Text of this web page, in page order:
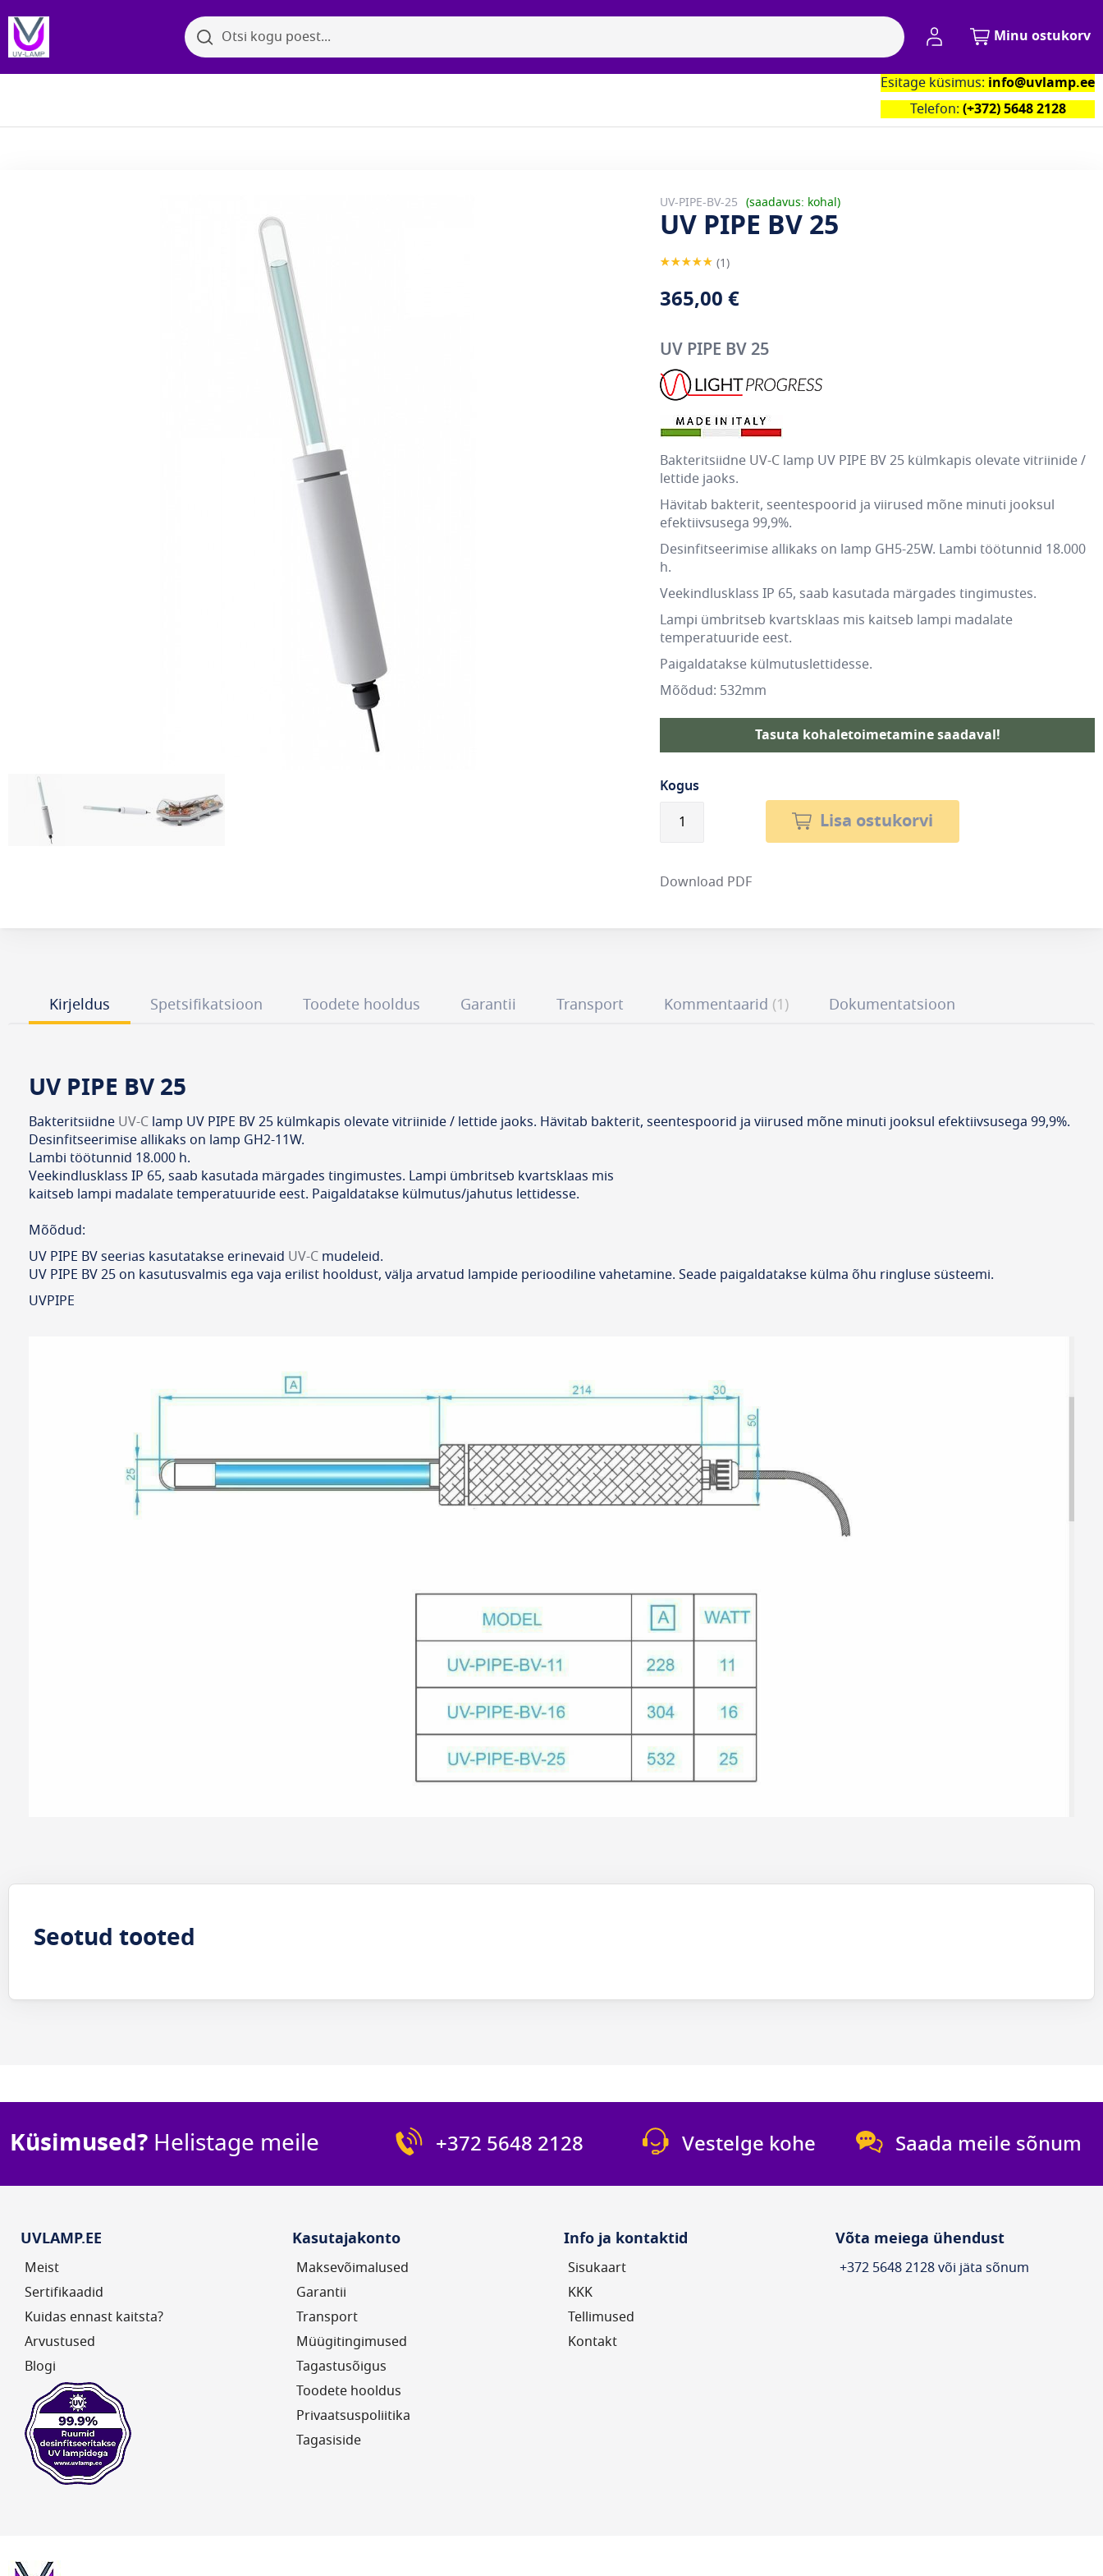
OtsiOtsi
Minu kontoMinu ostukorv
Esitage küsimus: info@uvlamp.ee
Telefon: (+372) 5648 2128
UV-PIPE-BV-25 saadavus: kohal
UV PIPE BV 25
Hinnang: 1
365,00 €
UV PIPE BV 25
Bakteritsiidne UV-C lamp UV PIPE BV 25 külmkapis olevate vitriinide /
lettide jaoks.
Hävitab bakterit, seentespoorid ja viirused mõne minuti jooksul
efektiivsusega 99,9%.
Desinfitseerimise allikaks on lamp GH5-25W. Lambi töötunnid 18.000
h.
Veekindlusklass IP 65, saab kasutada märgades tingimustes.
Lampi ümbritseb kvartsklaas mis kaitseb lampi madalate
temperatuuride eest.
Paigaldatakse külmutuslettidesse.
Mõõdud: 532mm
Tasuta kohaletoimetamine saadaval!
Kogus
Lisa ostukorvi
Download PDF
Kirjeldus Spetsifikatsioon Toodete hooldus Garantii Transport Kommentaarid 1 Dokumentatsioon
UV PIPE BV 25
Bakteritsiidne UV-C lamp UV PIPE BV 25 külmkapis olevate vitriinide / lettide jaoks. Hävitab bakterit, seentespoorid ja viirused mõne minuti jooksul efektiivsusega 99,9%.
Desinfitseerimise allikaks on lamp GH2-11W.
Lambi töötunnid 18.000 h.
Veekindlusklass IP 65, saab kasutada märgades tingimustes. Lampi ümbritseb kvartsklaas mis
kaitseb lampi madalate temperatuuride eest. Paigaldatakse külmutus/jahutus lettidesse.
Mõõdud:
UV PIPE BV seerias kasutatakse erinevaid UV-C mudeleid.
UV PIPE BV 25 on kasutusvalmis ega vaja erilist hooldust, välja arvatud lampide perioodiline vahetamine. Seade paigaldatakse külma õhu ringluse süsteemi.
UVPIPE
Seotud tooted
Küsimused? Helistage meile +372 5648 2128 Vestelge kohe Saada meile sõnum
UVLAMP.EE
Meist
Sertifikaadid
Kuidas ennast kaitsta?
Arvustused
Blogi
Kasutajakonto
Maksevõimalused
Garantii
Transport
Müügitingimused
Tagastusõigus
Toodete hooldus
Privaatsuspoliitika
Tagasiside
Info ja kontaktid
Sisukaart
KKK
Tellimused
Kontakt
Võta meiega ühendust
+372 5648 2128 või jäta sõnum